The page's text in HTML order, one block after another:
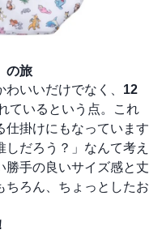
の旅
いいだけでなく、 12
ているという点。これ
仕掛けにもなっています
だろう？」なんて考え
勝手の良いサイズ感と丈
ちろん、ちょっとしたお